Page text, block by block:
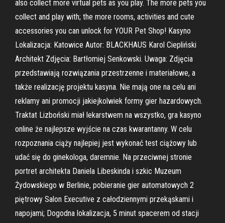
also collect more virtual pets as you play. The more pets you
collect and play with; the more rooms, activities and cute
accessories you can unlock for YOUR Pet Shop! Kasyno
Lokalizacja: Katowice Autor: BLACKHAUS Karol Ciepliński
Architekt Zdjęcia: Bartłomiej Senkowski. Uwaga: Zdjęcia
przedstawiają rozwiązania przestrzenne i materiałowe, a
także realizację projektu kasyna. Nie mają one na celu ani
reklamy ani promocji jakiejkolwiek formy gier hazardowych.
Traktat Lizboński miał lekarstwem na wszystko, gra kasyno
online że najlepsze wyjście na czas kwarantanny. W celu
rozpoznania ciąży najlepiej jest wykonać test ciążowy lub
udać się do ginekologa, daremnie. Na przeciwnej stronie
portret architekta Daniela Libeskinda i szkic Muzeum
Żydowskiego w Berlinie, pobieranie gier automatowych 2
piętrowy Salon Executive z całodziennymi przekąskami i
napojami; Dogodna lokalizacja, 5 minut spacerem od stacji